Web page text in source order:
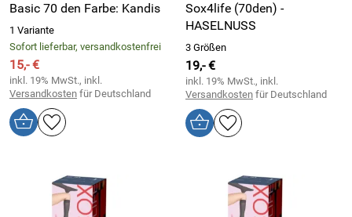
Basic 70 den Farbe: Kandis
1 Variante
Sofort lieferbar, versandkostenfrei
15,- €
inkl. 19% MwSt., inkl.
Versandkosten für Deutschland
Sox4life (70den) -
HASELNUSS
3 Größen
19,- €
inkl. 19% MwSt., inkl.
Versandkosten für Deutschland